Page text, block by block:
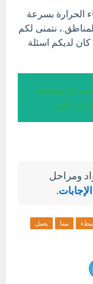
الحرارة بسرعة
نتمنى لكم
لديكم اسئلة
ويفقدها
المناطق.
ومراحل
.
ببطء مما
يعمل